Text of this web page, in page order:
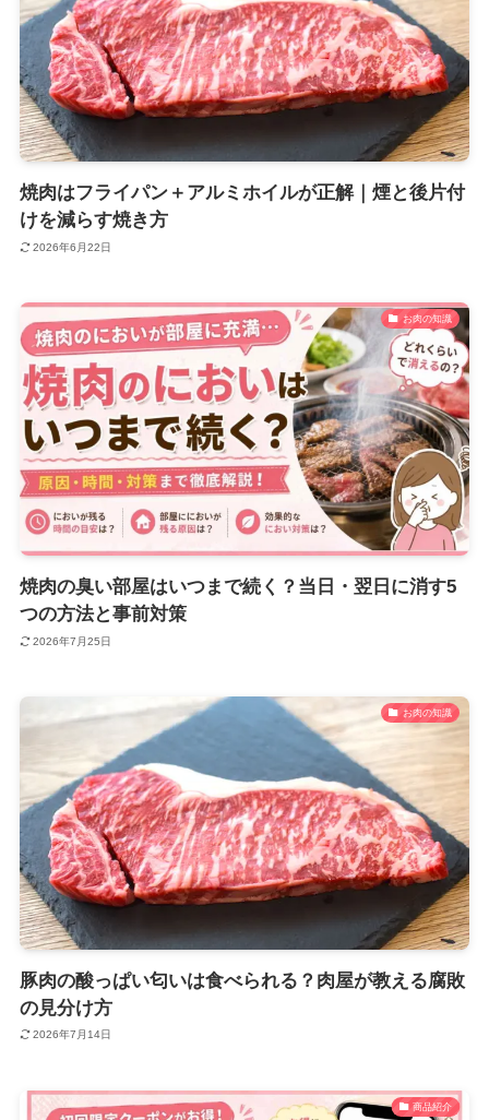
焼肉はフライパン＋アルミホイルが正解｜煙と後片付
けを減らす焼き方
2026年6月22日
お肉の知識
焼肉の臭い部屋はいつまで続く？当日・翌日に消す5
つの方法と事前対策
2026年7月25日
お肉の知識
豚肉の酸っぱい匂いは食べられる？肉屋が教える腐敗
の見分け方
2026年7月14日
商品紹介